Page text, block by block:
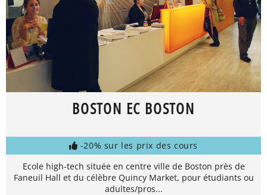
BOSTON EC BOSTON
-20% sur les prix des cours
Ecole high-tech située en centre ville de Boston près de
Faneuil Hall et du célèbre Quincy Market, pour étudiants ou
adultes/pros...